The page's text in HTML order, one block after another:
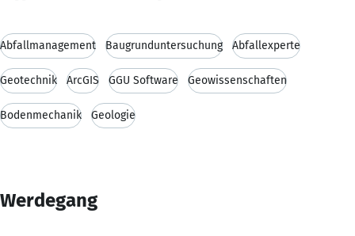
Abfallmanagement Baugrunduntersuchung Abfallexperte
Geotechnik ArcGIS GGU Software Geowissenschaften
Bodenmechanik Geologie
Werdegang